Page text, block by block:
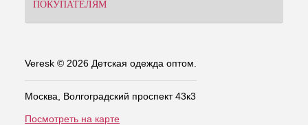
ПОКУПАТЕЛЯМ
Veresk © 2026 Детская одежда оптом.
Москва, Волгоградский проспект 43к3
Посмотреть на карте